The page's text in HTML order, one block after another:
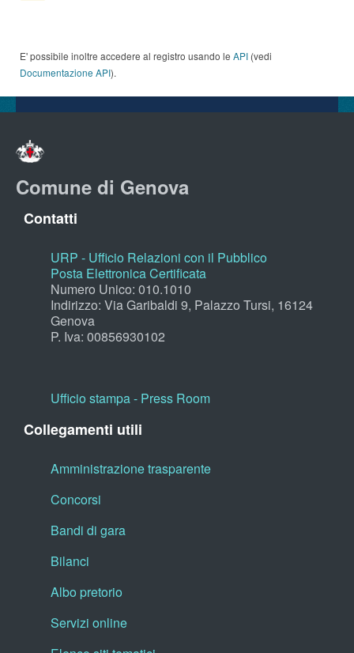
E' possibile inoltre accedere al registro usando le API (vedi
Documentazione API).
Comune di Genova
Contatti
URP - Ufficio Relazioni con il Pubblico
Posta Elettronica Certificata
Numero Unico: 010.1010
Indirizzo: Via Garibaldi 9, Palazzo Tursi, 16124
Genova
P. Iva: 00856930102
Ufficio stampa - Press Room
Collegamenti utili
Amministrazione trasparente
Concorsi
Bandi di gara
Bilanci
Albo pretorio
Servizi online